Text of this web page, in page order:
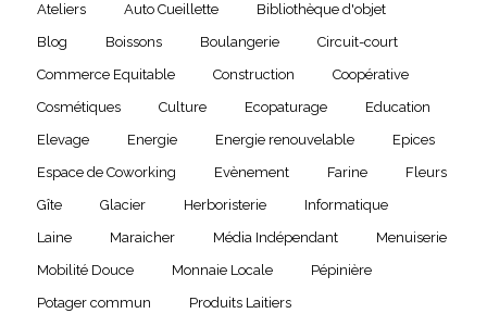
Ateliers
Auto Cueillette
Bibliothèque d'objet
Blog
Boissons Boulangerie
Circuit-court
Commerce Equitable
Construction
Coopérative
Cosmétiques
Culture Ecopaturage
Education
Elevage
Energie Energie renouvelable
Epices
Espace de Coworking
Evènement Farine
Fleurs
Gîte
Glacier Herboristerie
Informatique
Laine
Maraicher Média Indépendant
Menuiserie
Mobilité Douce
Monnaie Locale
Pépinière
Potager commun
Produits Laitiers